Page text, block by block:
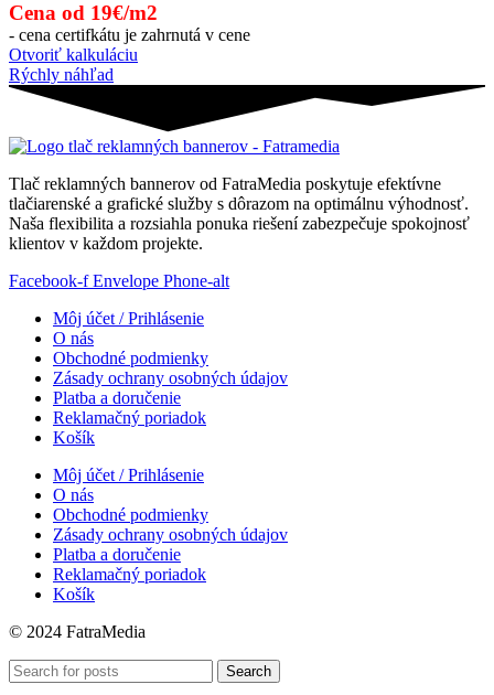
Cena od 19€/m2
- cena certifkátu je zahrnutá v cene
Otvoriť kalkuláciu
Rýchly náhľad
Tlač reklamných bannerov od FatraMedia poskytuje efektívne
tlačiarenské a grafické služby s dôrazom na optimálnu výhodnosť.
Naša flexibilita a rozsiahla ponuka riešení zabezpečuje spokojnosť
klientov v každom projekte.
Facebook-f Envelope Phone-alt
Môj účet / Prihlásenie
O nás
Obchodné podmienky
Zásady ochrany osobných údajov
Platba a doručenie
Reklamačný poriadok
Košík
Môj účet / Prihlásenie
O nás
Obchodné podmienky
Zásady ochrany osobných údajov
Platba a doručenie
Reklamačný poriadok
Košík
© 2024 FatraMedia
Search